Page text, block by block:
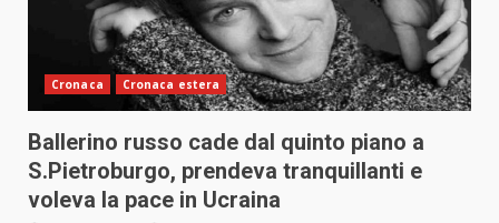
Cronaca Cronaca estera
Ballerino russo cade dal quinto piano a
S.Pietroburgo, prendeva tranquillanti e
voleva la pace in Ucraina